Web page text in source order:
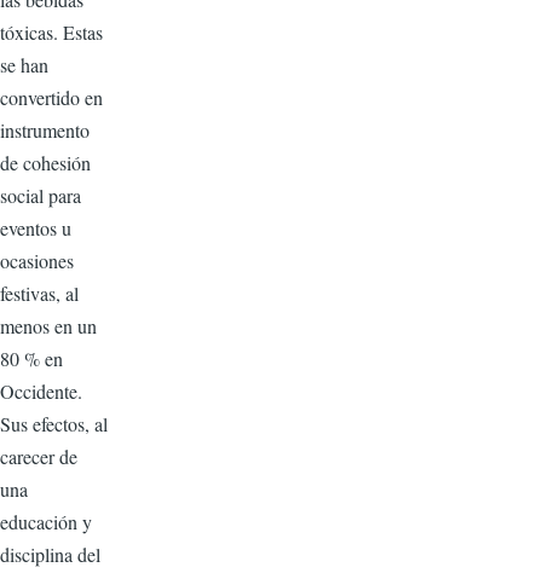
tóxicas. Estas
se han
convertido en
instrumento
de cohesión
social para
eventos u
ocasiones
festivas, al
menos en un
80 % en
Occidente.
Sus efectos, al
carecer de
una
educación y
disciplina del